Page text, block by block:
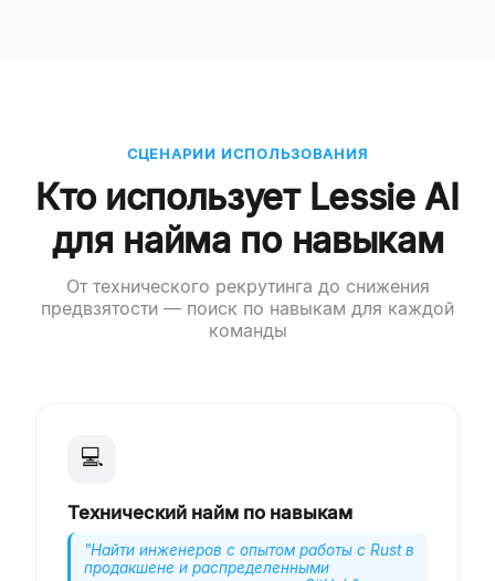
СЦЕНАРИИ ИСПОЛЬЗОВАНИЯ
Кто использует Lessie AI
для найма по навыкам
От технического рекрутинга до снижения
предвзятости — поиск по навыкам для каждой
команды
💻
Технический найм по навыкам
"Найти инженеров с опытом работы с Rust в
продакшене и распределенными